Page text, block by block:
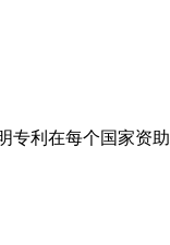
利在每个国家资